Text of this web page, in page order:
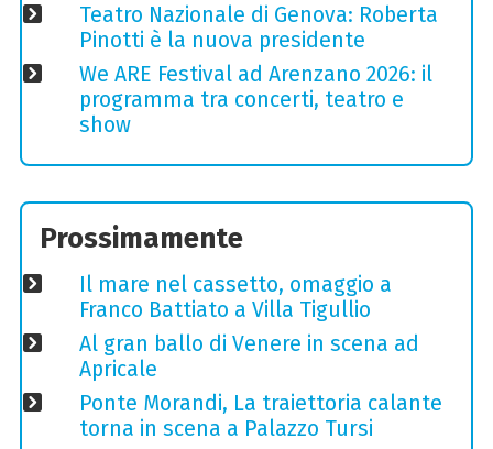
Teatro Nazionale di Genova: Roberta
Pinotti è la nuova presidente
We ARE Festival ad Arenzano 2026: il
programma tra concerti, teatro e
show
Prossimamente
Il mare nel cassetto, omaggio a
Franco Battiato a Villa Tigullio
Al gran ballo di Venere in scena ad
Apricale
Ponte Morandi, La traiettoria calante
torna in scena a Palazzo Tursi